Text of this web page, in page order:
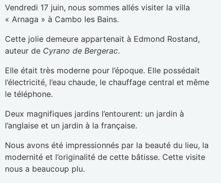
Vendredi 17 juin, nous sommes allés visiter la villa
« Arnaga » à Cambo les Bains.
Cette jolie demeure appartenait à Edmond Rostand,
auteur de Cyrano de Bergerac.
Elle était très moderne pour l’époque. Elle possédait
l’électricité, l’eau chaude, le chauffage central et même
le téléphone.
Deux magnifiques jardins l’entourent: un jardin à
l’anglaise et un jardin à la française.
Nous avons été impressionnés par la beauté du lieu, la
modernité et l’originalité de cette bâtisse. Cette visite
nous a beaucoup plu.